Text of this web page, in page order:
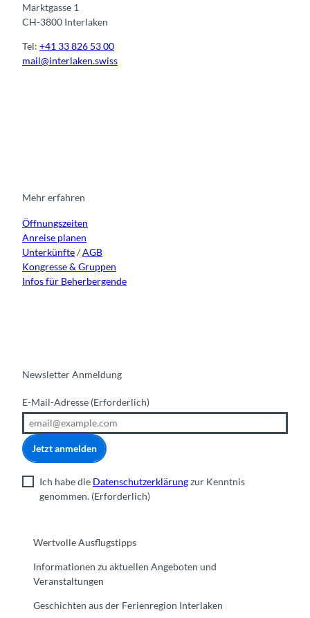
Marktgasse 1
CH-3800 Interlaken
Tel: +41 33 826 53 00
mail@interlaken.swiss
r
m
o
e
Mehr erfahren
Öffnungszeiten
Anreise planen
Unterkünfte/AGB
Kongresse & Gruppen
Infos für Beherbergende
Newsletter Anmeldung
E-Mail-Adresse (Erforderlich)
Jetzt anmelden
Ich habe die Datenschutzerklärungzur Kenntnis
genommen. (Erforderlich)
Wertvolle Ausflugstipps
Informationen zu aktuellen Angeboten und
Veranstaltungen
Geschichten aus der Ferienregion Interlaken